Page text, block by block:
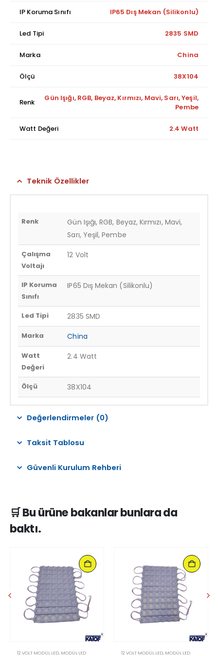
IP Koruma Sınıfı IP65 Dış Mekan (Silikonlu)
Led Tipi 2835 SMD
Marka China
Ölçü 38X104
Renk
Gün Işığı, RGB, Beyaz, Kırmızı, Mavi, Sarı, Yeşil,
Pembe
Watt Değeri 2.4 Watt
Teknik Özellikler
Renk
Gün Işığı, RGB, Beyaz, Kırmızı, Mavi,
Sarı, Yeşil, Pembe
Çalışma
Voltajı
12 Volt
IP Koruma
Sınıfı
IP65 Dış Mekan (Silikonlu)
Led Tipi 2835 SMD
Marka China
Watt
Değeri
2.4 Watt
Ölçü 38X104
Değerlendirmeler (0)
Taksit Tablosu
Güvenli Kurulum Rehberi
🛒 Bu ürüne bakanlar bunlara da
baktı.
12 VOLT MODÜL LED, MODÜL LED 12 VOLT MODÜL LED, MODÜL LED